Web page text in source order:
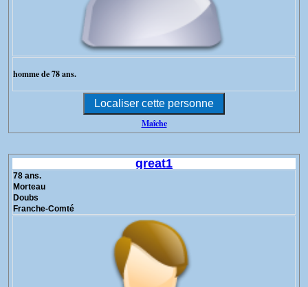
homme de 78 ans.
Maîche
great1
78 ans.
Morteau
Doubs
Franche-Comté